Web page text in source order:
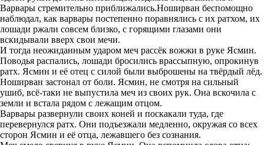
Варвары стремительно приближались.Ноширван беспомощно
наблюдал, как варвары постепенно поравнялись с их ратхом, их
лошади ржали совсем близко, с горящими глазами они
вскидывали вверх свои мечи.
И тогда неожиданным ударом меч рассёк вожжи в руке Ясмин.
Поводья распались, лошади бросились врассыпную, опрокинув
ратх. Ясмин и её отец с силой были выброшены на твёрдый лёд.
Ноширван застонал от боли. Ясмин, не смотря на сильный
ушиб, всё-таки не выпустила меч из своих рук. Она вскочила с
земли и встала рядом с лежащим отцом.
Варвары развернули своих коней и поскакали туда, где
перевернулся ратх. Они подъезжали медленно, окружая со всех
сторон Ясмин и её отца, лежавшего без сознания.